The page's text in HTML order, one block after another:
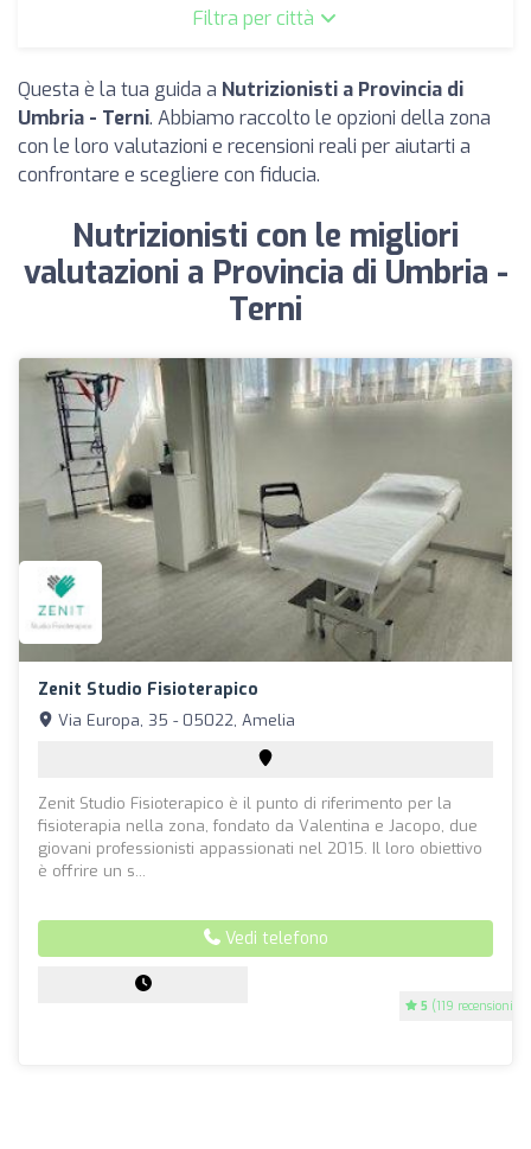
Filtra per città
Questa è la tua guida a Nutrizionisti a Provincia di
Umbria - Terni. Abbiamo raccolto le opzioni della zona
con le loro valutazioni e recensioni reali per aiutarti a
confrontare e scegliere con fiducia.
Nutrizionisti con le migliori
valutazioni a Provincia di Umbria -
Terni
Zenit Studio Fisioterapico
5 (119 recensioni)
Via Europa, 35 - 05022, Amelia
Zenit Studio Fisioterapico è il punto di riferimento per la
fisioterapia nella zona, fondato da Valentina e Jacopo, due
giovani professionisti appassionati nel 2015. Il loro obiettivo
è offrire un s...
Vedi telefono